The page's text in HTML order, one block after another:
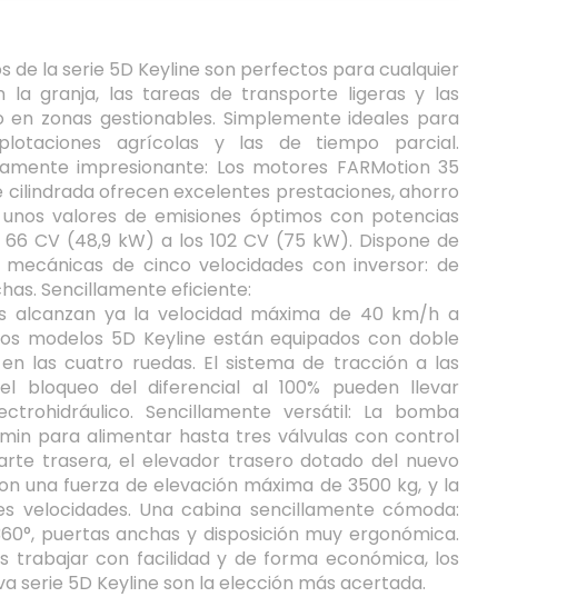
de la serie 5D Keyline son perfectos para cualquier
la granja, las tareas de transporte ligeras y las
zonas gestionables. Simplemente ideales para
agrícolas y las de tiempo parcial.
impresionante: Los motores FARMotion 35
cilindrada ofrecen excelentes prestaciones, ahorro
valores de emisiones óptimos con potencias
CV (48,9 kW) a los 102 CV (75 kW). Dispone de
mecánicas de cinco velocidades con inversor: de
Sencillamente eficiente:
alcanzan ya la velocidad máxima de 40 km/h a
modelos 5D Keyline están equipados con doble
las cuatro ruedas. El sistema de tracción a las
bloqueo del diferencial al 100% pueden llevar
Sencillamente versátil: La bomba
para alimentar hasta tres válvulas con control
trasera, el elevador trasero dotado del nuevo
una fuerza de elevación máxima de 3500 kg, y la
velocidades. Una cabina sencillamente cómoda:
puertas anchas y disposición muy ergonómica.
trabajar con facilidad y de forma económica, los
serie 5D Keyline son la elección más acertada.